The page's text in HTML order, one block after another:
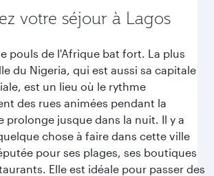
votre séjour à Lagos
pouls de l'Afrique bat fort. La plus
du Nigeria, qui est aussi sa capitale
est un lieu où le rythme
des rues animées pendant la
prolonge jusque dans la nuit. Il y a
chose à faire dans cette ville
pour ses plages, ses boutiques
Elle est idéale pour passer des